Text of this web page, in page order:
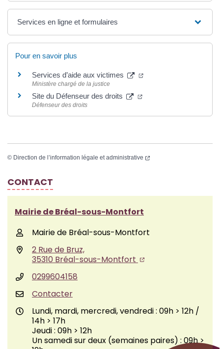
Services en ligne et formulaires
Pour en savoir plus
Services d’aide aux victimes
Ministère chargé de la justice
Site du Défenseur des droits
Défenseur des droits
© Direction de l’information légale et administrative
CONTACT
Mairie de Bréal-sous-Montfort
Mairie de Bréal-sous-Montfort
2 Rue de Bruz,
35310 Bréal-sous-Montfort
0299604158
Contacter
Lundi, mardi, mercredi, vendredi : 09h > 12h /
14h > 17h
Jeudi : 09h > 12h
Un samedi sur deux (semaines paires) : 09h >